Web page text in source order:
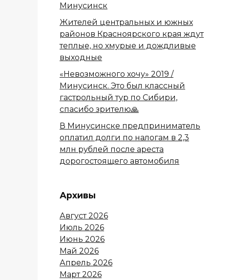
Минусинск
Жителей центральных и южных
районов Красноярского края ждут
теплые, но хмурые и дождливые
выходные
«Невозможного хочу» 2019 /
Минусинск. Это был классный
гастрольный тур по Сибири,
спасибо зрителю🙏
В Минусинске предприниматель
оплатил долги по налогам в 2,3
млн рублей после ареста
дорогостоящего автомобиля
Архивы
Август 2026
Июль 2026
Июнь 2026
Май 2026
Апрель 2026
Март 2026